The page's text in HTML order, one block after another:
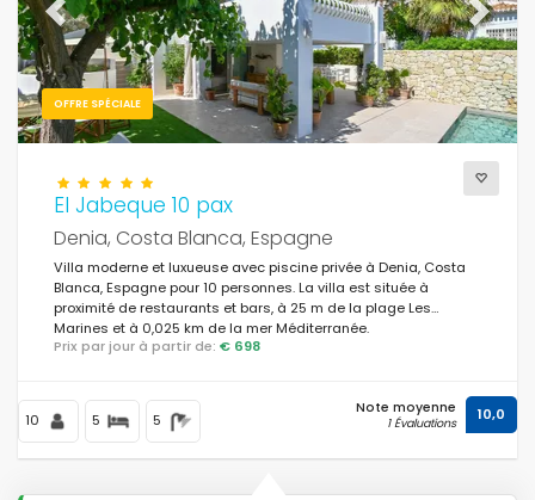
OFFRE SPÉCIALE
Previous Next
El Jabeque 10 pax
Denia, Costa Blanca, Espagne
Villa moderne et luxueuse avec piscine privée à Denia, Costa
Blanca, Espagne pour 10 personnes. La villa est située à
proximité de restaurants et bars, à 25 m de la plage Les
Marines et à 0,025 km de la mer Méditerranée.
Prix par jour à partir de: € 698
10 5 5
Note moyenne
1 Évaluations 10,0